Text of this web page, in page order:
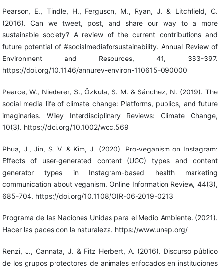
Pearson, E., Tindle, H., Ferguson, M., Ryan, J. & Litchfield, C.
(2016). Can we tweet, post, and share our way to a more
sustainable society? A review of the current contributions and
future potential of #socialmediaforsustainability. Annual Review of
Environment and Resources, 41, 363-397.
https://doi.org/10.1146/annurev-environ-110615-090000
Pearce, W., Niederer, S., Özkula, S. M. & Sánchez, N. (2019). The
social media life of climate change: Platforms, publics, and future
imaginaries. Wiley Interdisciplinary Reviews: Climate Change,
10(3). https://doi.org/10.1002/wcc.569
Phua, J., Jin, S. V. & Kim, J. (2020). Pro-veganism on Instagram:
Effects of user-generated content (UGC) types and content
generator types in Instagram-based health marketing
communication about veganism. Online Information Review, 44(3),
685-704. https://doi.org/10.1108/OIR-06-2019-0213
Programa de las Naciones Unidas para el Medio Ambiente. (2021).
Hacer las paces con la naturaleza. https://www.unep.org/
Renzi, J., Cannata, J. & Fitz Herbert, A. (2016). Discurso público
de los grupos protectores de animales enfocados en instituciones